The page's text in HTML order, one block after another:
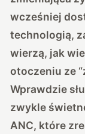
wcześniej
technologią,
wierzą, jak
otoczeniu ze
Wprawdzie
zwykle
ANC, które